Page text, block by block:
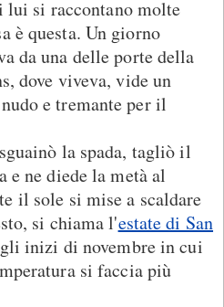
lui si raccontano molte
è questa. Un giorno
da una delle porte della
dove viveva, vide un
e tremante per il
la spada, tagliò il
e ne diede la metà al
il sole si mise a scaldare
si chiama l'estate di San
inizi di novembre in cui
si faccia più